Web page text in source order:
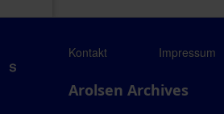
Kontakt Impressum
Arolsen Archives